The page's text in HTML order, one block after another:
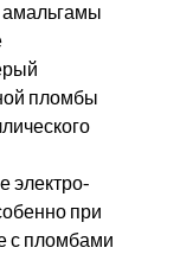
амальгамы
пломбы
электро-
при
с пломбами